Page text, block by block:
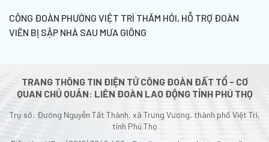
CÔNG ĐOÀN PHƯỜNG VIỆT TRÌ THĂM HỎI, HỖ TRỢ ĐOÀN
VIÊN BỊ SẬP NHÀ SAU MƯA GIÔNG
TRANG THÔNG TIN ĐIỆN TỬ CÔNG ĐOÀN ĐẤT TỔ - CƠ
QUAN CHỦ QUẢN: LIÊN ĐOÀN LAO ĐỘNG TỈNH PHÚ THỌ
Trụ sở: Đường Nguyễn Tất Thành, xã Trưng Vương, thành phố Việt Trì,
tỉnh Phú Thọ